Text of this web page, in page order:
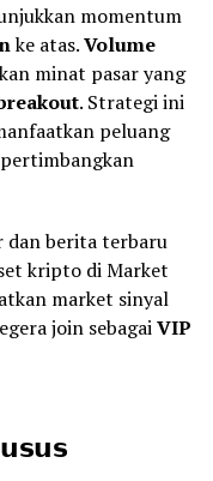
momentum
ke atas.Volume
minat pasar yang
. Strategi ini
peluang
dan berita terbaru
kripto di Market
market sinyal
join sebagaiVIP